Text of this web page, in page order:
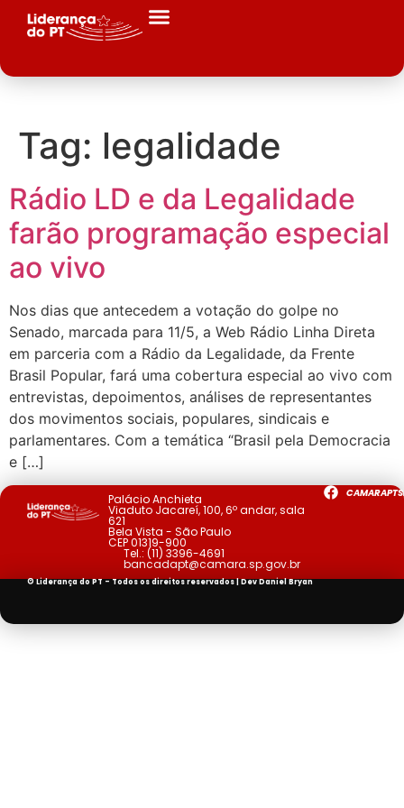
Tag: legalidade
Rádio LD e da Legalidade
farão programação especial
ao vivo
Nos dias que antecedem a votação do golpe no
Senado, marcada para 11/5, a Web Rádio Linha Direta
em parceria com a Rádio da Legalidade, da Frente
Brasil Popular, fará uma cobertura especial ao vivo com
entrevistas, depoimentos, análises de representantes
dos movimentos sociais, populares, sindicais e
parlamentares. Com a temática “Brasil pela Democracia
e […]
Palácio Anchieta
Viaduto Jacareí, 100, 6º andar, sala
621
Bela Vista - São Paulo
CEP 01319-900
Tel.: (11) 3396-4691
bancadapt@camara.sp.gov.br
© Liderança do PT - Todos os direitos reservados | DevDaniel Bryan